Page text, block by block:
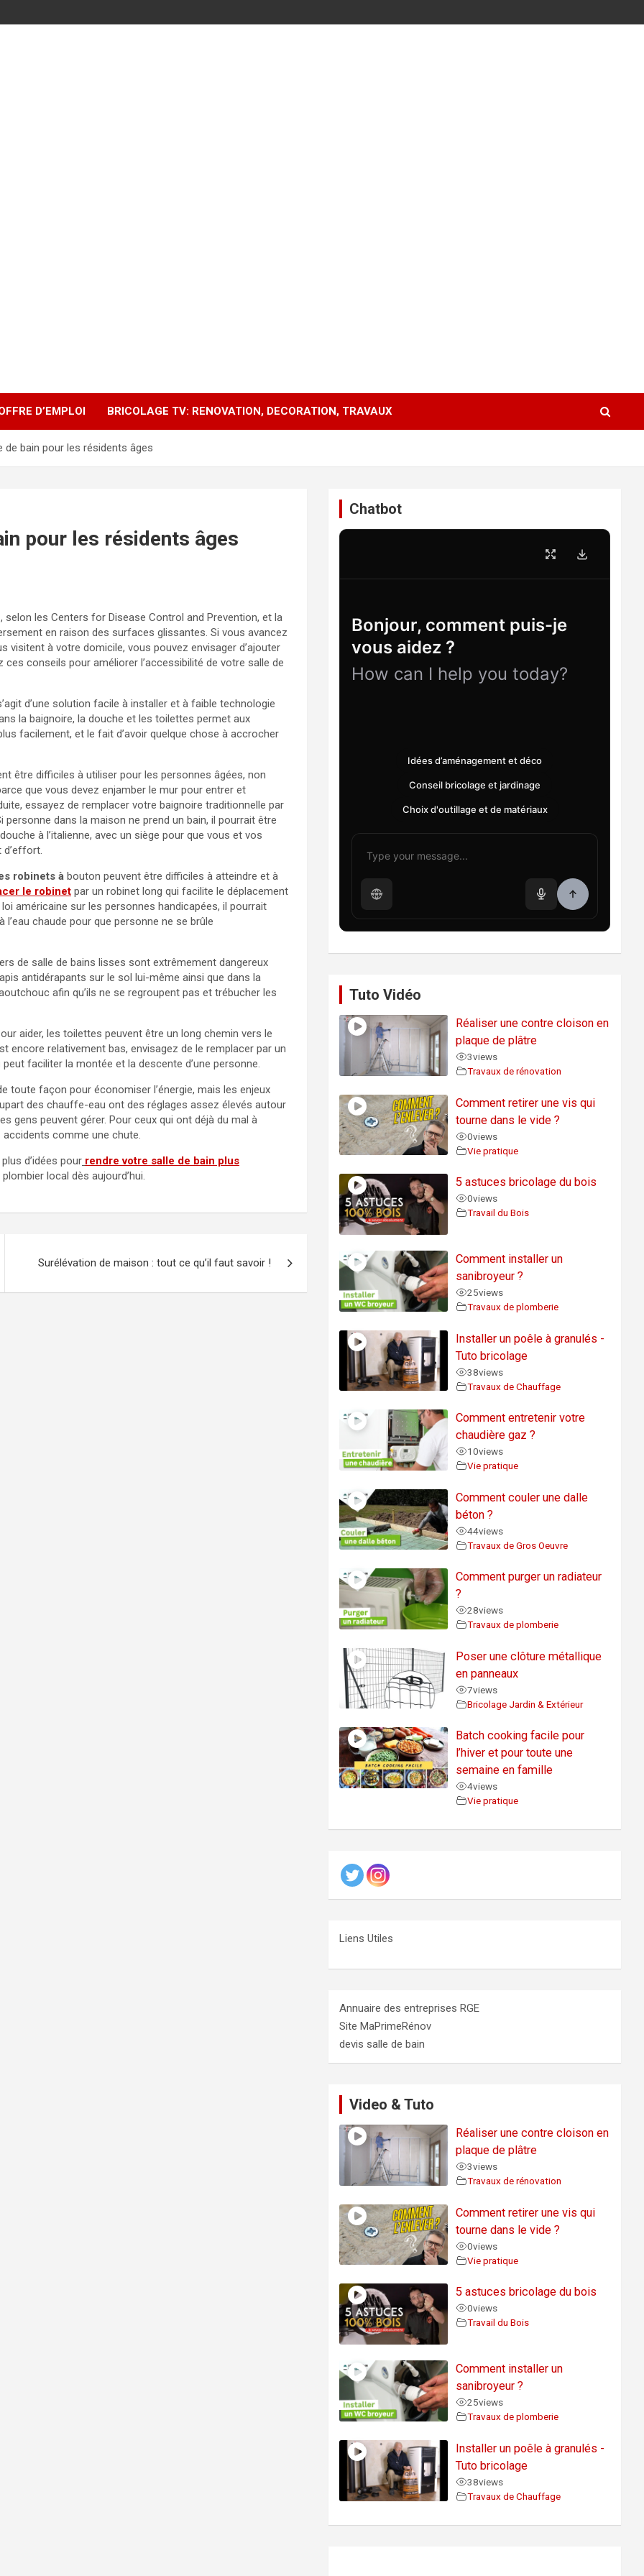
D’EMPLOI BRICOLAGE TV: RENOVATION, DECORATION, TRAVAUX
de bain pour les résidents âges
pour les résidents âges
les Centers for Disease Control and Prevention, et la
en raison des surfaces glissantes. Si vous avancez
visitent à votre domicile, vous pouvez envisager d’ajouter
conseils pour améliorer l’accessibilité de votre salle de
d’une solution facile à installer et à faible technologie
la baignoire, la douche et les toilettes permet aux
facilement, et le fait d’avoir quelque chose à accrocher
être difficiles à utiliser pour les personnes âgées, non
que vous devez enjamber le mur pour entrer et
essayez de remplacer votre baignoire traditionnelle par
personne dans la maison ne prend un bain, il pourrait être
à l’italienne, avec un siège pour que vous et vos
robinets à bouton peuvent être difficiles à atteindre et à
le robinet par un robinet long qui facilite le déplacement
américaine sur les personnes handicapées, il pourrait
chaude pour que personne ne se brûle
de salle de bains lisses sont extrêmement dangereux
antidérapants sur le sol lui-même ainsi que dans la
afin qu’ils ne se regroupent pas et trébucher les
aider, les toilettes peuvent être un long chemin vers le
encore relativement bas, envisagez de le remplacer par un
faciliter la montée et la descente d’une personne.
toute façon pour économiser l’énergie, mais les enjeux
des chauffe-eau ont des réglages assez élevés autour
gens peuvent gérer. Pour ceux qui ont déjà du mal à
accidents comme une chute.
d’idées pour rendre votre salle de bain plus
local dès aujourd’hui.
Surélévation de maison : tout ce qu’il faut savoir !
Chatbot
Bonjour, comment puis-je
vous aidez ?
How can I help you today?
Idées d’aménagement et déco
Conseil bricolage et jardinage
Choix d'outillage et de matériaux
Tuto Vidéo
Réaliser une contre cloison en
plaque de plâtre
3views
Travaux de rénovation
Comment retirer une vis qui
tourne dans le vide ?
0views
Vie pratique
5 astuces bricolage du bois
0views
Travail du Bois
Comment installer un
sanibroyeur ?
25views
Travaux de plomberie
Installer un poêle à granulés -
Tuto bricolage
38views
Travaux de Chauffage
Comment entretenir votre
chaudière gaz ?
10views
Vie pratique
Comment couler une dalle
béton ?
44views
Travaux de Gros Oeuvre
Comment purger un radiateur
?
28views
Travaux de plomberie
Poser une clôture métallique
en panneaux
7views
Bricolage Jardin & Extérieur
Batch cooking facile pour
l’hiver et pour toute une
semaine en famille
4views
Vie pratique
Liens Utiles
Annuaire des entreprises RGE
Site MaPrimeRénov
devis salle de bain
Video & Tuto
Réaliser une contre cloison en
plaque de plâtre
3views
Travaux de rénovation
Comment retirer une vis qui
tourne dans le vide ?
0views
Vie pratique
5 astuces bricolage du bois
0views
Travail du Bois
Comment installer un
sanibroyeur ?
25views
Travaux de plomberie
Installer un poêle à granulés -
Tuto bricolage
38views
Travaux de Chauffage